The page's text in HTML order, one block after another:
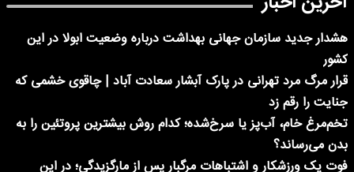
هشدار جدید سازمان جهانی بهداشت درباره وضعیت ابولا در این
کشور
قرار مرگ مرد تهرانی در پارک آبشار سعادت آباد | چاقوی خشمی که
جنایت را رقم زد
تخم‌مرغ خام، آب‌پز یا سرخ‌شده؛ کدام روش بیشترین پروتئین را به
بدن می‌رساند؟
فوت یک ورزشکار و اشتباهات مرگبار پس از مارگزیدگی؛ در این